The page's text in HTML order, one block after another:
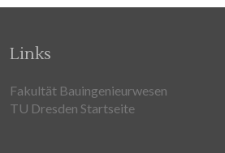
Links
Fakultät Bauingenieurwesen
TU Dresden Startseite